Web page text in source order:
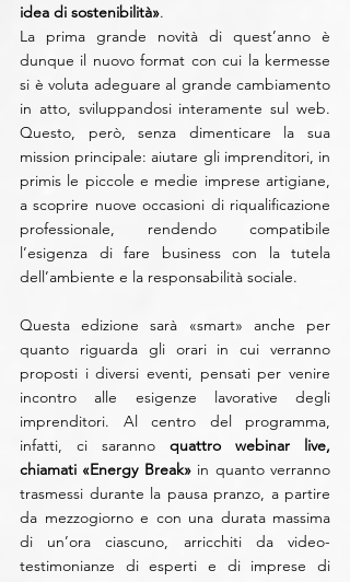
idea di sostenibilità».
La prima grande novità di quest’anno è
dunque il nuovo format con cui la kermesse
si è voluta adeguare al grande cambiamento
in atto, sviluppandosi interamente sul web.
Questo, però, senza dimenticare la sua
mission principale: aiutare gli imprenditori, in
primis le piccole e medie imprese artigiane,
a scoprire nuove occasioni di riqualificazione
professionale, rendendo compatibile
l’esigenza di fare business con la tutela
dell’ambiente e la responsabilità sociale.
Questa edizione sarà «smart» anche per
quanto riguarda gli orari in cui verranno
proposti i diversi eventi, pensati per venire
incontro alle esigenze lavorative degli
imprenditori. Al centro del programma,
infatti, ci saranno quattro webinar live,
chiamati «Energy Break» in quanto verranno
trasmessi durante la pausa pranzo, a partire
da mezzogiorno e con una durata massima
di un’ora ciascuno, arricchiti da video-
testimonianze di esperti e di imprese di